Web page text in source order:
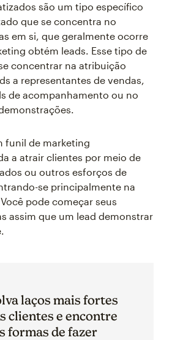
são um tipo específico
que se concentra no
em si, que geralmente ocorre
obtém leads. Esse tipo de
concentrar na atribuição
a representantes de vendas,
de acompanhamento ou no
funil de marketing
a atrair clientes por meio de
ou outros esforços de
se principalmente na
pode começar seus
assim que um lead demonstrar
laços mais fortes
clientes e encontre
formas de fazer